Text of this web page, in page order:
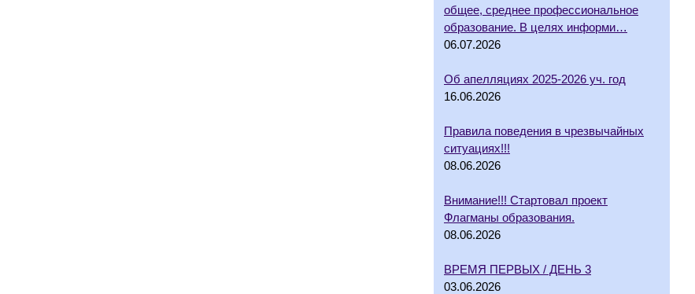
общее, среднее профессиональное
образование. В целях информи…
06.07.2026
Об апелляциях 2025-2026 уч. год
16.06.2026
Правила поведения в чрезвычайных
ситуациях!!!
08.06.2026
Внимание!!! Стартовал проект
Флагманы образования.
08.06.2026
ВРЕМЯ ПЕРВЫХ / ДЕНЬ 3
03.06.2026